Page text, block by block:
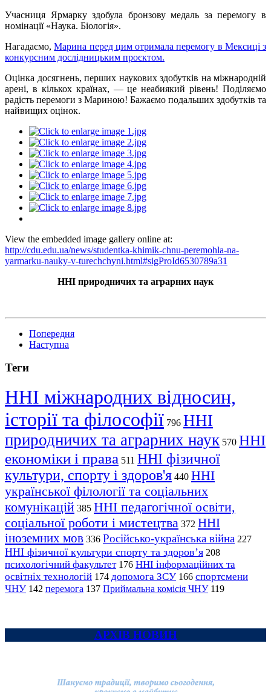
Учасниця Ярмарку здобула бронзову медаль за перемогу в
номінації «Наука. Біологія».
Нагадаємо,Марина перед цим отримала перемогу в Мексиці з
конкурсним дослідницьким проєктом.
Оцінка досягнень, перших наукових здобутків на міжнародній
арені, в кількох країнах, — це неабиякий рівень! Поділяємо
радість перемоги з Мариною! Бажаємо подальших здобутків та
найвищих оцінок.
View the embedded image gallery online at:
http://cdu.edu.ua/news/studentka-khimik-chnu-peremohla-na-
yarmarku-nauky-v-turechchyni.html#sigProId6530789a31
ННІ природничих та аграрних наук
Попередня
Наступна
Теги
ННІ міжнародних відносин,
історії та філософії 796 ННІ
природничих та аграрних наук 570 ННІ
економіки і права 511 ННІ фізичної
культури, спорту і здоров'я 440 ННІ
української філології та соціальних
комунікацій 385 ННІ педагогічної освіти,
соціальної роботи і мистецтва 372 ННІ
іноземних мов 336 Російсько-українська війна 227
ННІ фізичної культури спорту та здоров’я 208
психологічний факультет 176 ННІ інформаційних та
освітніх технологій 174 допомога ЗСУ 166 спортсмени
ЧНУ 142 перемога 137 Приймальна комісія ЧНУ 119
АРХІВ НОВИН